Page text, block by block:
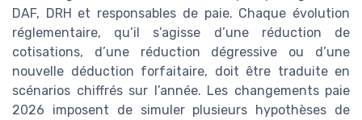
DAF, DRH et responsables de paie. Chaque évolution
réglementaire, qu’il s’agisse d’une réduction de
cotisations, d’une réduction dégressive ou d’une
nouvelle déduction forfaitaire, doit être traduite en
scénarios chiffrés sur l’année. Les changements paie
2026 imposent de simuler plusieurs hypothèses de